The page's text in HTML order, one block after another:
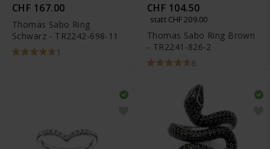
CHF 167.00
Thomas Sabo Ring
Schwarz - TR2242-698-11
1
CHF 104.50
statt CHF 209.00
Thomas Sabo Ring Brown
- TR2241-826-2
6